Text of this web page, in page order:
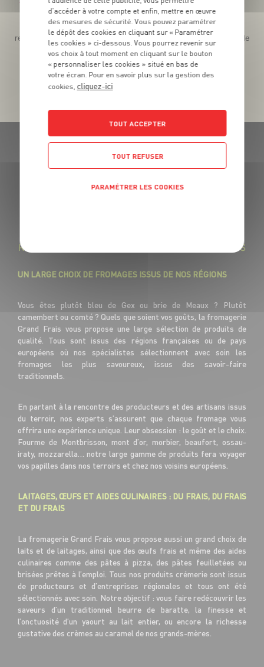
Téléchargez l’App pour profiter d’offres exclusives !
Des promos exclusives, des récompenses généreuses, des
recettes gourmandes, des jeux inédits... le tout dans une seule
RÉGIONAUX SAVOUREUX ET DES LAITAGES FRAIS
UN LARGE CHOIX DE FROMAGES ISSUS DE NOS RÉGIONS
Vous êtes plutôt bleu de Gex ou brie de Meaux ? Plutôt
camembert ou comté ? Quels que soient vos goûts, la fromagerie
Grand Frais vous propose une large sélection de produits de
qualité. Tous sont issus des régions françaises ou de pays
européens où nos spécialistes sélectionnent avec soin les
fromages les plus savoureux, issus des savoir-faire
traditionnels.
En partant à la rencontre des producteurs et des artisans issus
du terroir, nos experts s’assurent que chaque fromage vous
offrira une expérience unique. Leur obsession : le goût et le choix.
Fourme de Montbrisson, mont d’or, morbier, beaufort, ossau-
iraty, mozzarella… notre large gamme de produits fera voyager
vos papilles dans nos terroirs et chez nos voisins européens.
LAITAGES, ŒUFS ET AIDES CULINAIRES : DU FRAIS, DU FRAIS
ET DU FRAIS
La fromagerie Grand Frais vous propose aussi un grand choix de
laits et de laitages, ainsi que des œufs frais et même des aides
culinaires comme des pâtes à pizza, des pâtes feuilletées ou
brisées prêtes à l’emploi. Tous nos produits crémerie sont issus
de producteurs et d’entreprises régionales et tous ont été
sélectionnés avec soin. Notre objectif : vous faire redécouvrir les
saveurs d’un traditionnel beurre de baratte, la finesse et
l’onctuosité d’un yaourt au lait entier, ou encore la richesse
gustative des crèmes au caramel de nos grands-mères.
d’accéder à votre compte et enfin, mettre en œuvre
des mesures de sécurité. Vous pouvez paramétrer
le dépôt des cookies en cliquant sur « Paramétrer
les cookies » ci-dessous. Vous pourrez revenir sur
vos choix à tout moment en cliquant sur le bouton
« personnaliser les cookies » situé en bas de
votre écran. Pour en savoir plus sur la gestion des
cookies, cliquez-ici
TOUT ACCEPTER
TOUT REFUSER
PARAMÉTRER LES COOKIES